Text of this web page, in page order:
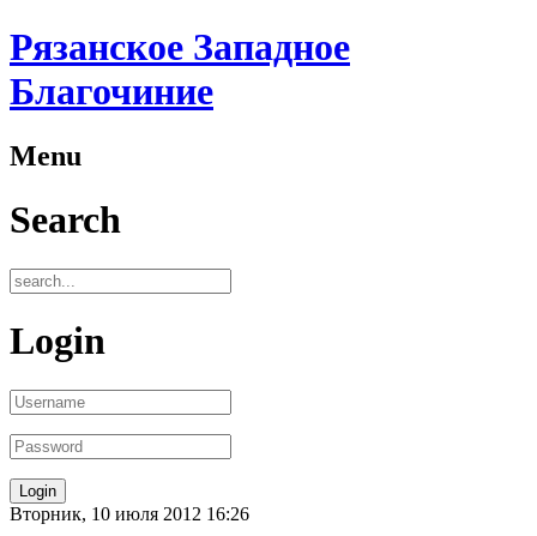
Рязанское Западное
Благочиние
Menu
Search
Login
Вторник, 10 июля 2012 16:26